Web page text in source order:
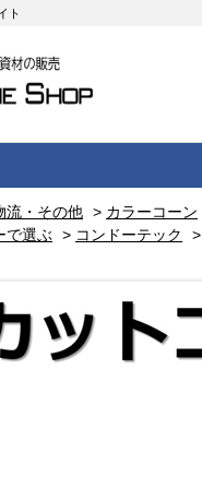
ト
流・その他 > カラーコーン
で選ぶ > コンドーテック >